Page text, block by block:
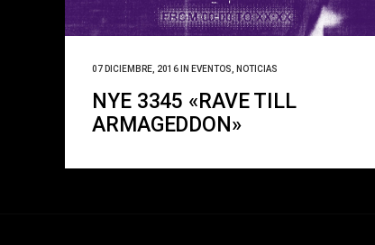
07 DICIEMBRE, 2016 IN EVENTOS NOTICIAS
NYE 3345 «RAVE TILL
ARMAGEDDON»